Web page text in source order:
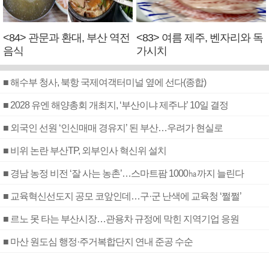
<84> 관문과 환대, 부산 역전
음식
<83> 여름 제주, 벤자리와 독
가시치
■ 해수부 청사, 북항 국제여객터미널 옆에 선다(종합)
■ 2028 유엔 해양총회 개최지, ‘부산이냐 제주냐’ 10일 결정
■ 외국인 선원 ‘인신매매 경유지’ 된 부산…우려가 현실로
■ 비위 논란 부산TP, 외부인사 혁신위 설치
■ 경남 농정 비전 ‘잘 사는 농촌’…스마트팜 1000㏊까지 늘린다
■ 교육혁신선도지 공모 코앞인데…구·군 난색에 교육청 ‘쩔쩔’
■ 르노 못 타는 부산시장…관용차 규정에 막힌 지역기업 응원
■ 마산 원도심 행정·주거복합단지 연내 준공 수순